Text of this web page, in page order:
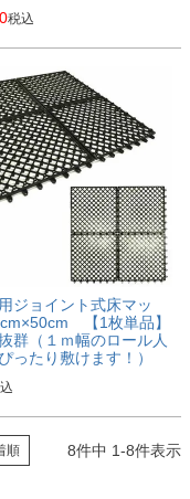
税込
ジョイント式床マッ
【1枚単品】
群（１ｍ幅のロール人
ったり敷けます！）
順 8件中 1-8件表示